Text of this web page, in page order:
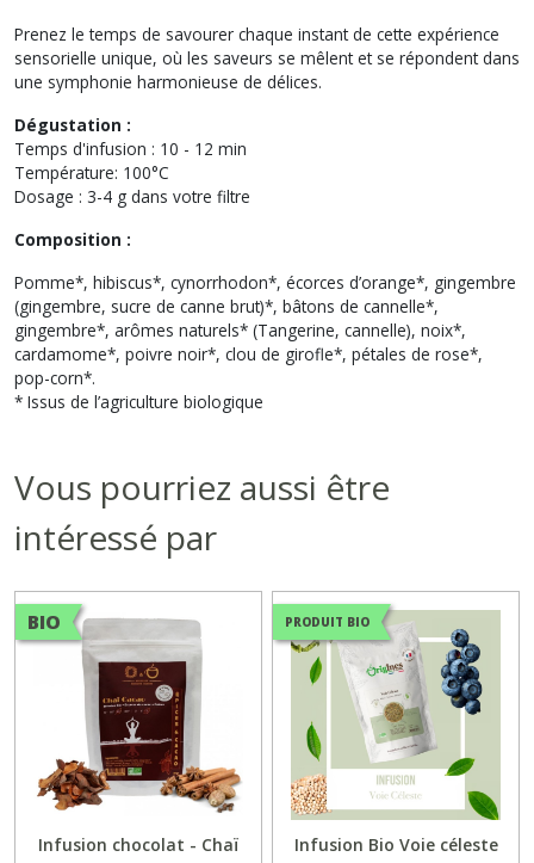
Prenez le temps de savourer chaque instant de cette expérience
sensorielle unique, où les saveurs se mêlent et se répondent dans
une symphonie harmonieuse de délices.
Dégustation :
Temps d'infusion : 10 - 12 min
Température: 100°C
Dosage : 3-4 g dans votre filtre
Composition :
Pomme*, hibiscus*, cynorrhodon*, écorces d’orange*, gingembre
(gingembre, sucre de canne brut)*, bâtons de cannelle*,
gingembre*, arômes naturels* (Tangerine, cannelle), noix*,
cardamome*, poivre noir*, clou de girofle*, pétales de rose*,
pop-corn*.
* Issus de l’agriculture biologique
Vous pourriez aussi être
intéressé par
BIO
Infusion chocolat - Chaï
PRODUIT BIO
Infusion Bio Voie céleste